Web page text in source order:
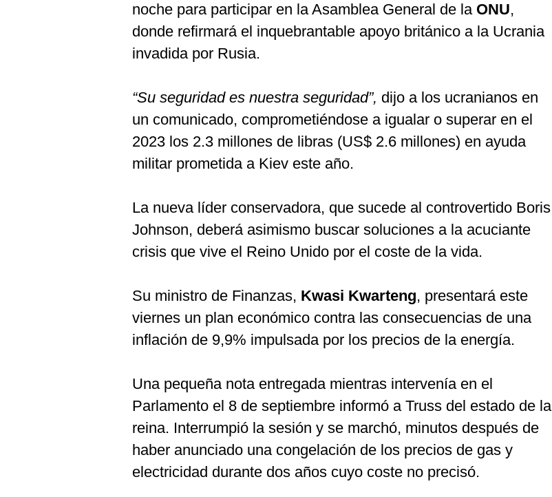
noche para participar en la Asamblea General de la ONU,
donde refirmará el inquebrantable apoyo británico a la Ucrania
invadida por Rusia.
“Su seguridad es nuestra seguridad”, dijo a los ucranianos en
un comunicado, comprometiéndose a igualar o superar en el
2023 los 2.3 millones de libras (US$ 2.6 millones) en ayuda
militar prometida a Kiev este año.
La nueva líder conservadora, que sucede al controvertido Boris
Johnson, deberá asimismo buscar soluciones a la acuciante
crisis que vive el Reino Unido por el coste de la vida.
Su ministro de Finanzas, Kwasi Kwarteng, presentará este
viernes un plan económico contra las consecuencias de una
inflación de 9,9% impulsada por los precios de la energía.
Una pequeña nota entregada mientras intervenía en el
Parlamento el 8 de septiembre informó a Truss del estado de la
reina. Interrumpió la sesión y se marchó, minutos después de
haber anunciado una congelación de los precios de gas y
electricidad durante dos años cuyo coste no precisó.